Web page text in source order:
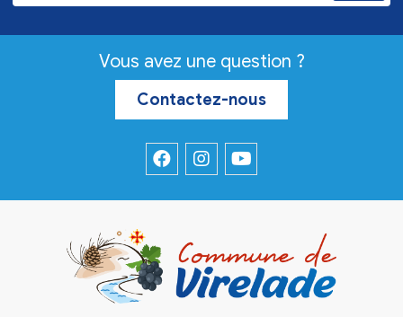
Vous avez une question ?
Contactez-nous